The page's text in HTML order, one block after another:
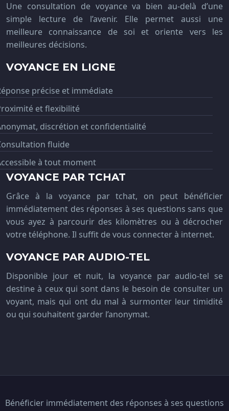
Une consultation de voyance va bien au-delà d’une
simple lecture de l’avenir. Elle permet aussi une
meilleure connaissance de soi et oriente vers les
meilleures décisions.
VOYANCE EN LIGNE
précise et immédiate
et flexibilité
discrétion et confidentialité
fluide
à tout moment
VOYANCE PAR TCHAT
Grâce à la voyance par tchat, on peut bénéficier
immédiatement des réponses à ses questions sans que
vous ayez à parcourir des kilomètres ou à décrocher
votre téléphone. Il suffit de vous connecter à internet.
VOYANCE PAR AUDIO-TEL
Disponible jour et nuit, la voyance par audio-tel se
destine à ceux qui sont dans le besoin de consulter un
voyant, mais qui ont du mal à surmonter leur timidité
ou qui souhaitent garder l’anonymat.
Bénéficier immédiatement des réponses à ses questions